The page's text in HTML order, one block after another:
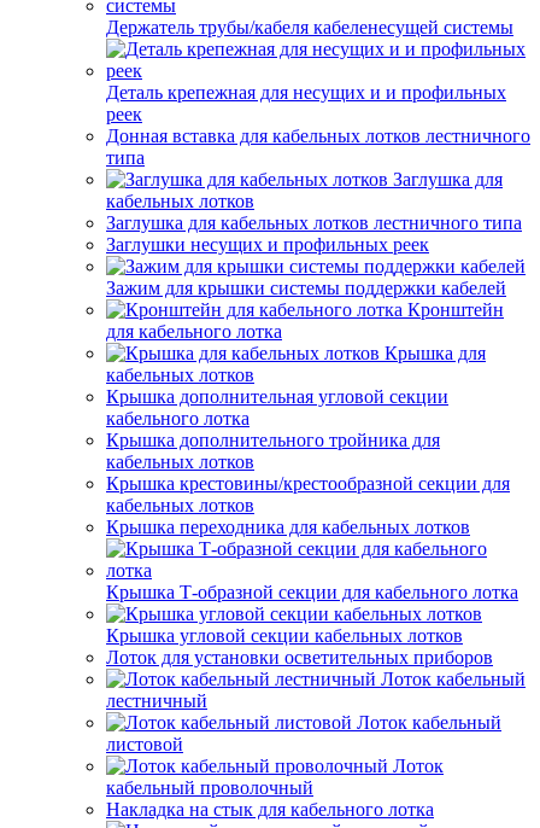
Держатель трубы/кабеля кабеленесущей системы
Деталь крепежная для несущих и и профильных
реек
Донная вставка для кабельных лотков лестничного
типа
Заглушка для
кабельных лотков
Заглушка для кабельных лотков лестничного типа
Заглушки несущих и профильных реек
Зажим для крышки системы поддержки кабелей
Кронштейн
для кабельного лотка
Крышка для
кабельных лотков
Крышка дополнительная угловой секции
кабельного лотка
Крышка дополнительного тройника для
кабельных лотков
Крышка крестовины/крестообразной секции для
кабельных лотков
Крышка переходника для кабельных лотков
Крышка Т-образной секции для кабельного лотка
Крышка угловой секции кабельных лотков
Лоток для установки осветительных приборов
Лоток кабельный
лестничный
Лоток кабельный
листовой
Лоток
кабельный проволочный
Накладка на стык для кабельного лотка